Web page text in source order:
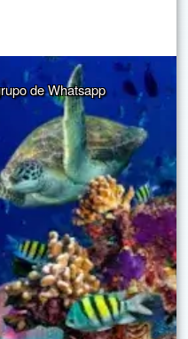
de Whatsapp